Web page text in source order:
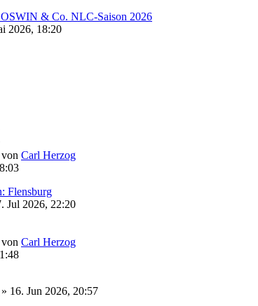
& Co. NLC-Saison 2026
2026, 18:20
von Carl Herzog
Flensburg
Jul 2026, 22:20
von Carl Herzog
» 16. Jun 2026, 20:57